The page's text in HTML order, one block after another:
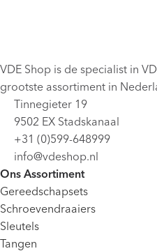
VDE Shop is de specialist in
grootste assortiment in
Tinnegieter 19
9502 EX Stadskanaal
+31 (0)599-648999
info@vdeshop.nl
Ons Assortiment
Gereedschapsets
Schroevendraaiers
Sleutels
Tangen